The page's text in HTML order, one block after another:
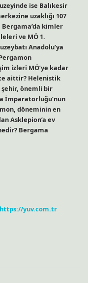
ise Balıkesir
uzaklığı 107
Bergama’da kimler
ve MÖ 1.
Anadolu’ya
izleri MÖ’ye kadar
aittir? Helenistik
şehir, önemli bir
İmparatorluğu’nun
döneminin en
Asklepion’a ev
Bergama
https://yuv.com.tr